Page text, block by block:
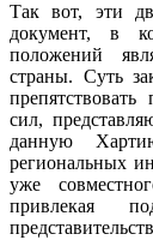
Так вот, эти
документ, в
положений
страны. Суть
сил,
данную
региональных
уже
привлекая